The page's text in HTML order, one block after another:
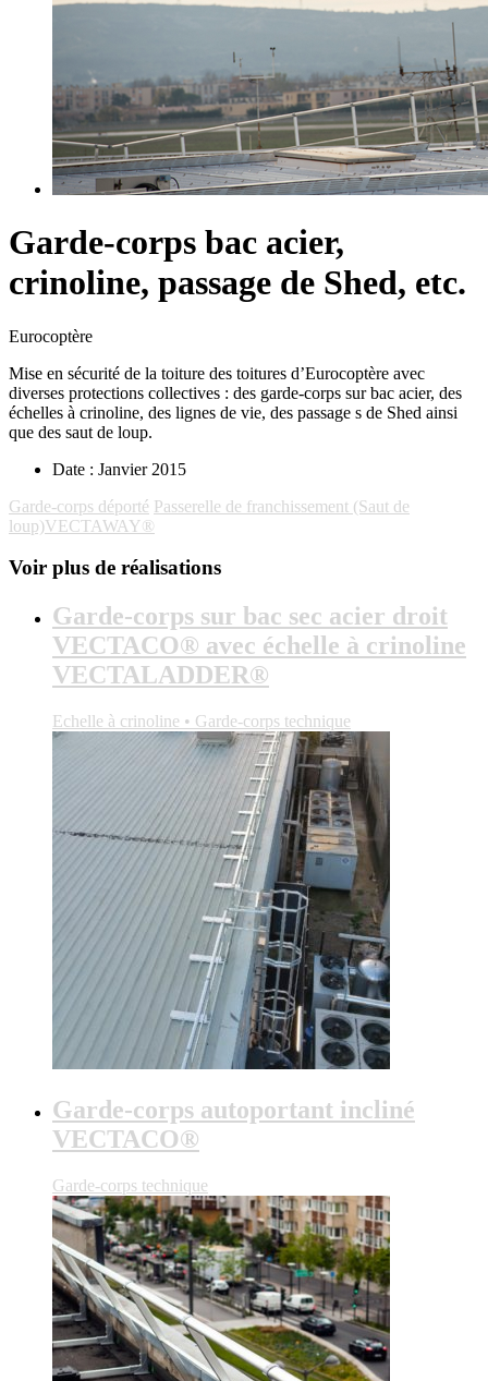
Garde-corps bac acier,
crinoline, passage de Shed, etc.
Eurocoptère
Mise en sécurité de la toiture des toitures d’Eurocoptère avec
diverses protections collectives : des garde-corps sur bac acier, des
échelles à crinoline, des lignes de vie, des passage s de Shed ainsi
que des saut de loup.
Date : Janvier 2015
Garde-corps déporté Passerelle de franchissement (Saut de
loup)VECTAWAY®
Voir plus de réalisations
Garde-corps sur bac sec acier droit
VECTACO® avec échelle à crinoline
VECTALADDER®
Echelle à crinoline • Garde-corps technique
Garde-corps autoportant incliné
VECTACO®
Garde-corps technique